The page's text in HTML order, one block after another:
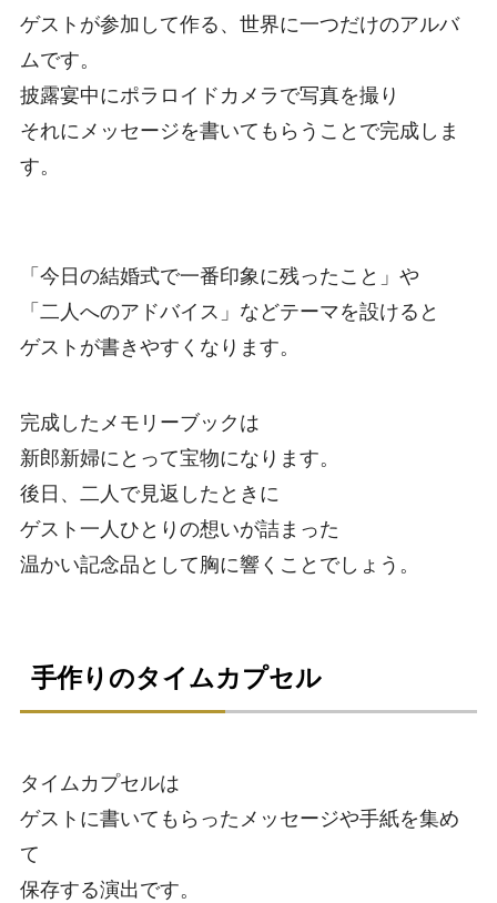
ゲストが参加して作る、世界に一つだけのアルバ
ムです。
披露宴中にポラロイドカメラで写真を撮り
それにメッセージを書いてもらうことで完成しま
す。
「今日の結婚式で一番印象に残ったこと」や
「二人へのアドバイス」などテーマを設けると
ゲストが書きやすくなります。
完成したメモリーブックは
新郎新婦にとって宝物になります。
後日、二人で見返したときに
ゲスト一人ひとりの想いが詰まった
温かい記念品として胸に響くことでしょう。
手作りのタイムカプセル
タイムカプセルは
ゲストに書いてもらったメッセージや手紙を集め
て
保存する演出です。